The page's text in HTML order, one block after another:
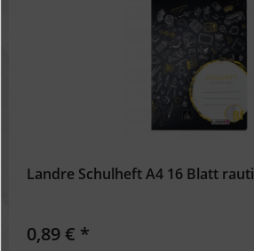
Landre Schulheft A4 16 Blatt
0,89 € *